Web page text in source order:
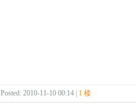
Posted: 2010-11-10 00:14 | 1 楼